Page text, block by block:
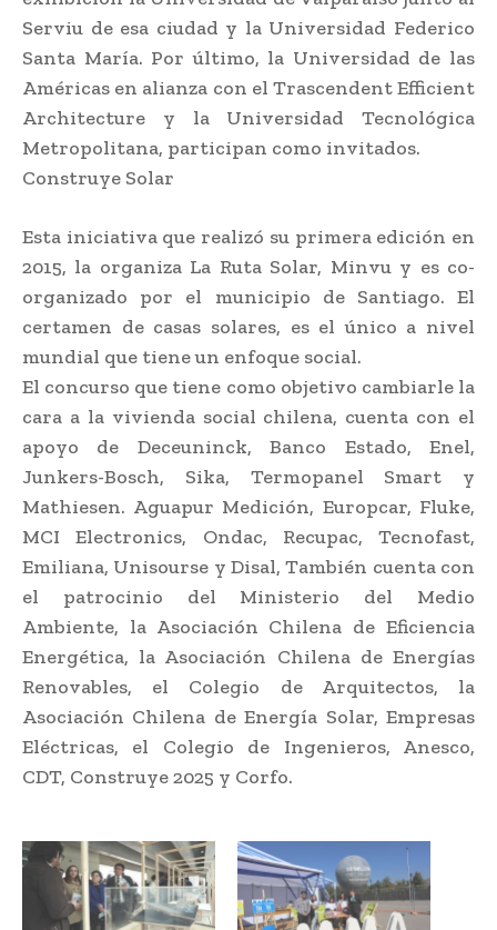
Serviu de esa ciudad y la Universidad Federico
Santa María. Por último, la Universidad de las
Américas en alianza con el Trascendent Efficient
Architecture y la Universidad Tecnológica
Metropolitana, participan como invitados.
Construye Solar
Esta iniciativa que realizó su primera edición en
2015, la organiza La Ruta Solar, Minvu y es co-
organizado por el municipio de Santiago. El
certamen de casas solares, es el único a nivel
mundial que tiene un enfoque social.
El concurso que tiene como objetivo cambiarle la
cara a la vivienda social chilena, cuenta con el
apoyo de Deceuninck, Banco Estado, Enel,
Junkers-Bosch, Sika, Termopanel Smart y
Mathiesen. Aguapur Medición, Europcar, Fluke,
MCI Electronics, Ondac, Recupac, Tecnofast,
Emiliana, Unisourse y Disal, También cuenta con
el patrocinio del Ministerio del Medio
Ambiente, la Asociación Chilena de Eficiencia
Energética, la Asociación Chilena de Energías
Renovables, el Colegio de Arquitectos, la
Asociación Chilena de Energía Solar, Empresas
Eléctricas, el Colegio de Ingenieros, Anesco,
CDT, Construye 2025 y Corfo.